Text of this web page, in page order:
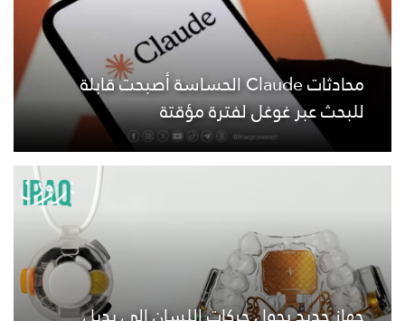
محادثات Claude الحساسة أصبحت قابلة
للبحث عبر غوغل لفترة مؤقتة